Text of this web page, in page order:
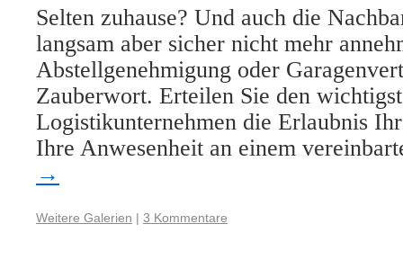
Selten zuhause? Und auch die
langsam aber sicher nicht mehr
Abstellgenehmigung oder
Zauberwort. Erteilen Sie den
Logistikunternehmen die Erlaubnis
Ihre Anwesenheit an einem
→
Weitere Galerien | 3 Kommentare